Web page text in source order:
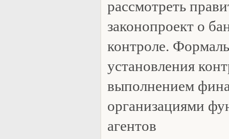
рассмотреть
законопроект о
контроле.
установления
выполнением
организациями
агентов